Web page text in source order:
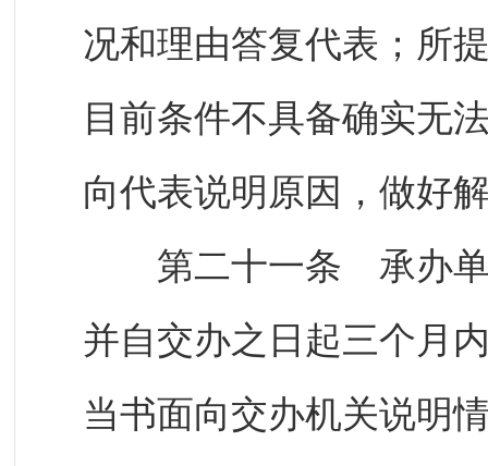
况和理由答复代表；所
目前条件不具备确实无
向代表说明原因，做好
第二十一条 承办单
并自交办之日起三个月
当书面向交办机关说明